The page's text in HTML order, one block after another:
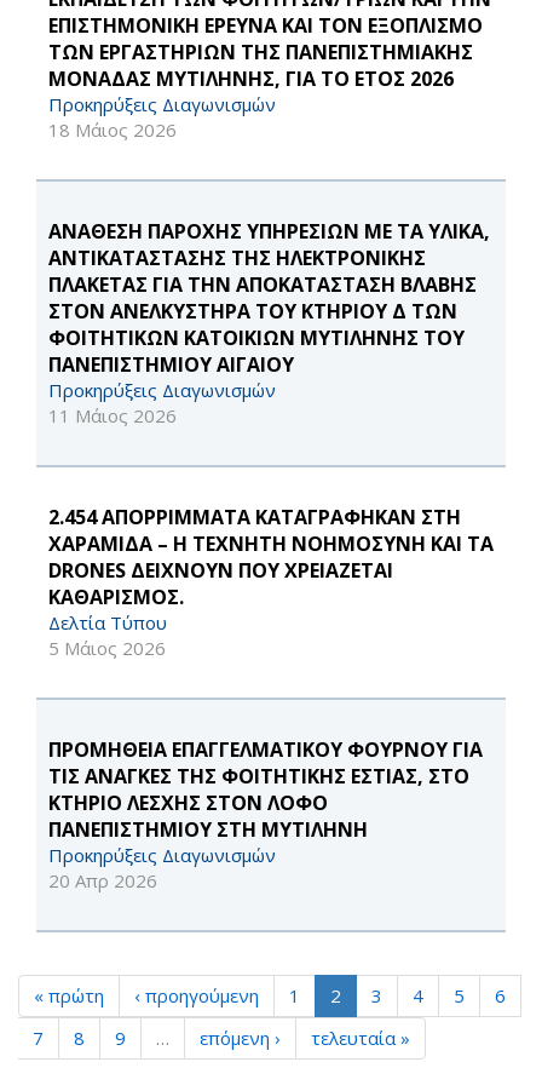
ΕΠΙΣΤΗΜΟΝΙΚΗ ΕΡΕΥΝΑ ΚΑΙ ΤΟΝ ΕΞΟΠΛΙΣΜΟ
ΤΩΝ ΕΡΓΑΣΤΗΡΙΩΝ ΤΗΣ ΠΑΝΕΠΙΣΤΗΜΙΑΚΗΣ
ΜΟΝΑΔΑΣ ΜΥΤΙΛΗΝΗΣ, ΓΙΑ ΤΟ ΕΤΟΣ 2026
Προκηρύξεις Διαγωνισμών
18 Μάιος 2026
ΑΝΑΘΕΣΗ ΠΑΡΟΧΗΣ ΥΠΗΡΕΣΙΩΝ ΜΕ ΤΑ ΥΛΙΚΑ,
ΑΝΤΙΚΑΤΑΣΤΑΣΗΣ ΤΗΣ ΗΛΕΚΤΡΟΝΙΚΗΣ
ΠΛΑΚΕΤΑΣ ΓΙΑ ΤΗΝ ΑΠΟΚΑΤΑΣΤΑΣΗ ΒΛΑΒΗΣ
ΣΤΟΝ ΑΝΕΛΚΥΣΤΗΡΑ ΤΟΥ ΚΤΗΡΙΟΥ Δ ΤΩΝ
ΦΟΙΤΗΤΙΚΩΝ ΚΑΤΟΙΚΙΩΝ ΜΥΤΙΛΗΝΗΣ ΤΟΥ
ΠΑΝΕΠΙΣΤΗΜΙΟΥ ΑΙΓΑΙΟΥ
Προκηρύξεις Διαγωνισμών
11 Μάιος 2026
2.454 ΑΠΟΡΡΙΜΜΑΤΑ ΚΑΤΑΓΡΑΦΗΚΑΝ ΣΤΗ
ΧΑΡΑΜΙΔΑ – Η ΤΕΧΝΗΤΗ ΝΟΗΜΟΣΥΝΗ ΚΑΙ ΤΑ
DRONES ΔΕΙΧΝΟΥΝ ΠΟΥ ΧΡΕΙΑΖΕΤΑΙ
ΚΑΘΑΡΙΣΜΟΣ.
Δελτία Τύπου
5 Μάιος 2026
ΠΡΟΜΗΘΕΙΑ ΕΠΑΓΓΕΛΜΑΤΙΚΟΥ ΦΟΥΡΝΟΥ ΓΙΑ
ΤΙΣ ΑΝΑΓΚΕΣ ΤΗΣ ΦΟΙΤΗΤΙΚΗΣ ΕΣΤΙΑΣ, ΣΤΟ
ΚΤΗΡΙΟ ΛΕΣΧΗΣ ΣΤΟΝ ΛΟΦΟ
ΠΑΝΕΠΙΣΤΗΜΙΟΥ ΣΤΗ ΜΥΤΙΛΗΝΗ
Προκηρύξεις Διαγωνισμών
20 Απρ 2026
« πρώτη ‹ προηγούμενη 1 2 3 4 5
6
7
8 9 … επόμενη › τελευταία »